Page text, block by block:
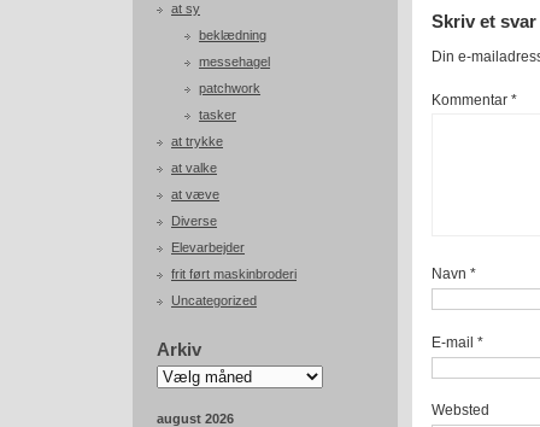
at sy
beklædning
messehagel
patchwork
tasker
at trykke
at valke
at væve
Diverse
Elevarbejder
frit ført maskinbroderi
Uncategorized
Arkiv
Arkiv
august 2026
Skriv et svar
Din e-
Kommentar *
Navn *
E-mail *
Websted